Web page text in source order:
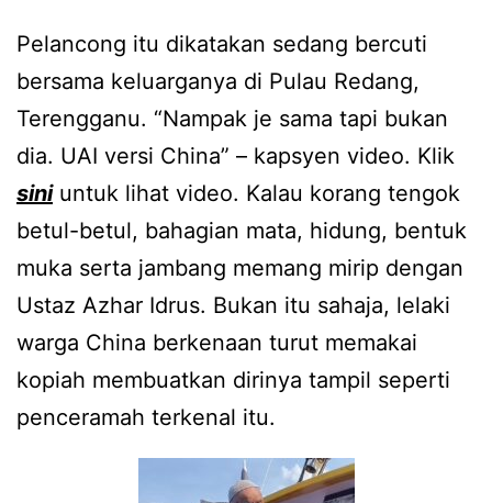
Pelancong itu dikatakan sedang bercuti
bersama keluarganya di Pulau Redang,
Terengganu. “Nampak je sama tapi bukan
dia. UAI versi China” – kapsyen video. Klik
siniuntuk lihat video. Kalau korang tengok
betul-betul, bahagian mata, hidung, bentuk
muka serta jambang memang mirip dengan
Ustaz Azhar Idrus. Bukan itu sahaja, lelaki
warga China berkenaan turut memakai
kopiah membuatkan dirinya tampil seperti
penceramah terkenal itu.